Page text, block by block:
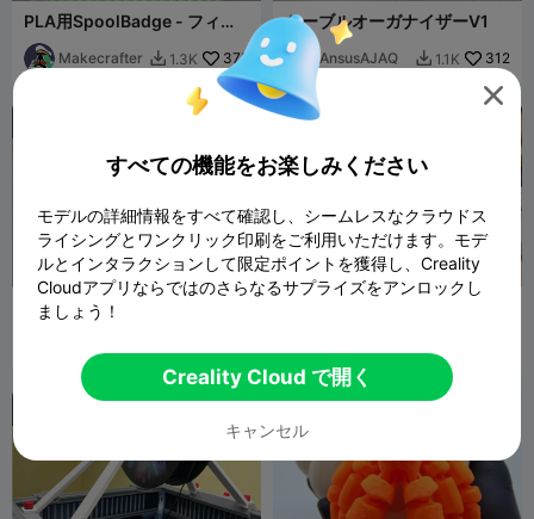
PLA用SpoolBadge - フィラ
メントIDクリップ
Makecrafter  1.3K 375
ケーブルオーガナイザーV1
AnsusAJAQ  1.1K 312
フレキシ キュート ドラゴン –
一体成型玩具
Giarda


すべての機能をお楽しみください
モデルの詳細情報をすべて確認し、シームレスなクラウドス
ライシングとワンクリック印刷をご利用いただけます。モデ
ルとインタラクションして限定ポイントを獲得し、Creality
Cloudアプリならではのさらなるサプライズをアンロックし
ましょう！
Creality Cloud で開く
キャンセル